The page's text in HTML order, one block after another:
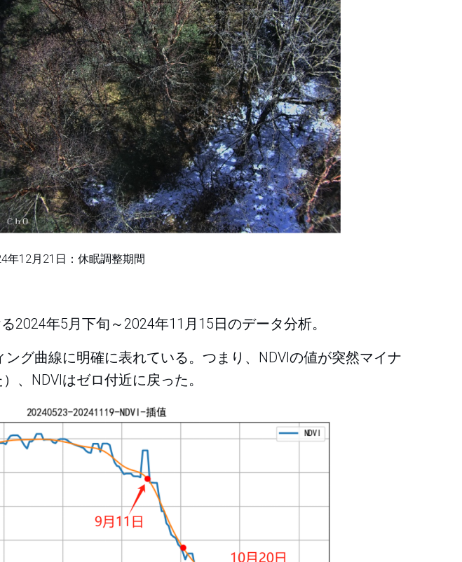
年12月21日：休眠調整期間
2024年5月下旬～2024年11月15日のデータ分析。
グ曲線に明確に表れている。つまり、NDVIの値が突然マイナ
、NDVIはゼロ付近に戻った。